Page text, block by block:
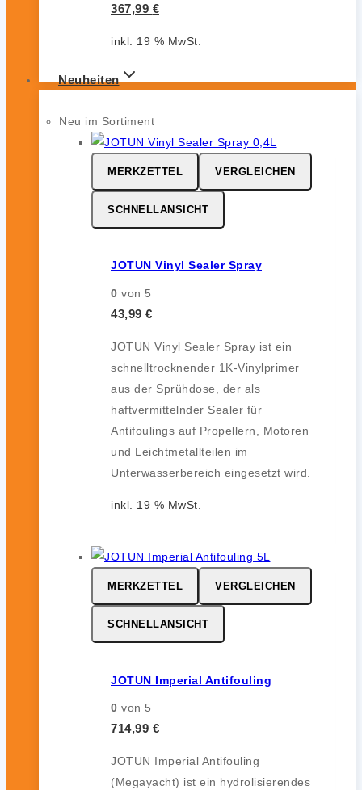
367,99 €
inkl. 19 % MwSt.
Neuheiten
Neu im Sortiment
MERKZETTEL VERGLEICHEN
SCHNELLANSICHT
JOTUN Vinyl Sealer Spray
0 von 5
43,99 €
JOTUN Vinyl Sealer Spray ist ein
schnelltrocknender 1K-Vinylprimer
aus der Sprühdose, der als
haftvermittelnder Sealer für
Antifoulings auf Propellern, Motoren
und Leichtmetallteilen im
Unterwasserbereich eingesetzt wird.
inkl. 19 % MwSt.
MERKZETTEL VERGLEICHEN
SCHNELLANSICHT
JOTUN Imperial Antifouling
0 von 5
714,99 €
JOTUN Imperial Antifouling
(Megayacht) ist ein hydrolisierendes